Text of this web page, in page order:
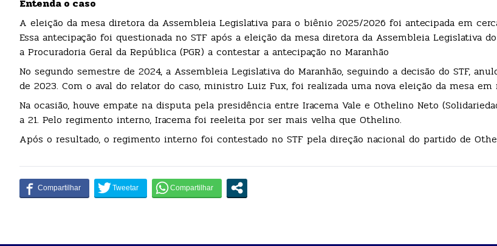
Entenda o caso
A eleição da mesa diretora da Assembleia Legislativa para o biênio 2025/2026 foi antecipada em
Essa antecipação foi questionada no STF após a eleição da mesa diretora da Assembleia Legislativa
a Procuradoria Geral da República (PGR) a contestar a antecipação no Maranhão
No segundo semestre de 2024, a Assembleia Legislativa do Maranhão, seguindo a decisão do STF,
de 2023. Com o aval do relator do caso, ministro Luiz Fux, foi realizada uma nova eleição da mesa em
Na ocasião, houve empate na disputa pela presidência entre Iracema Vale e Othelino Neto
a 21. Pelo regimento interno, Iracema foi reeleita por ser mais velha que Othelino.
Após o resultado, o regimento interno foi contestado no STF pela direção nacional do partido de